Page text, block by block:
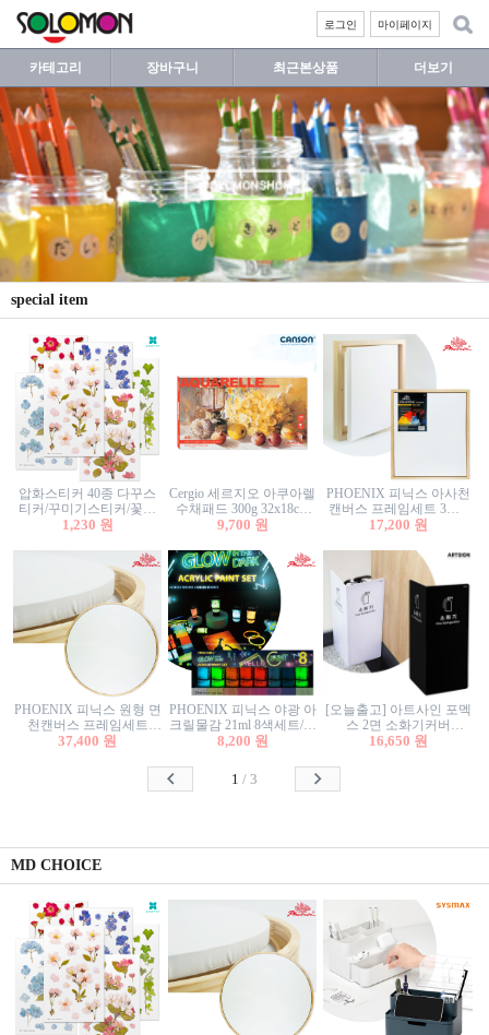
마이페이지
로그인
카테고리 장바구니 최근본상품 더보기
special item
압화스티커 40종 다꾸스
티커/꾸미기스티커/꽃스
티커/압화꽃책갈피/팬시
1,230 원
Cergio 세르지오 아쿠아렐
수채패드 300g 32x18cm
12매 1면제본
9,700 원
PHOENIX 피닉스 아사천
캔버스 프레임세트 3호F
27.3x22cm 캔버스와 올림
17,200 원
PHOENIX 피닉스 원형 면
천캔버스 프레임세트
40cm/원형캔버스/플로팅
37,400 원
PHOENIX 피닉스 야광 아
크릴물감 21ml 8색세트/야
광물감
8,200 원
[오늘출고] 아트사인 포멕
스 2면 소화기커버
1470/1471/소화기커버/소
함/소화기거치대/소화기
16,650 원
1 / 3
MD CHOICE